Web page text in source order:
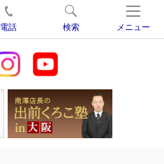
電話 検索 メニュー